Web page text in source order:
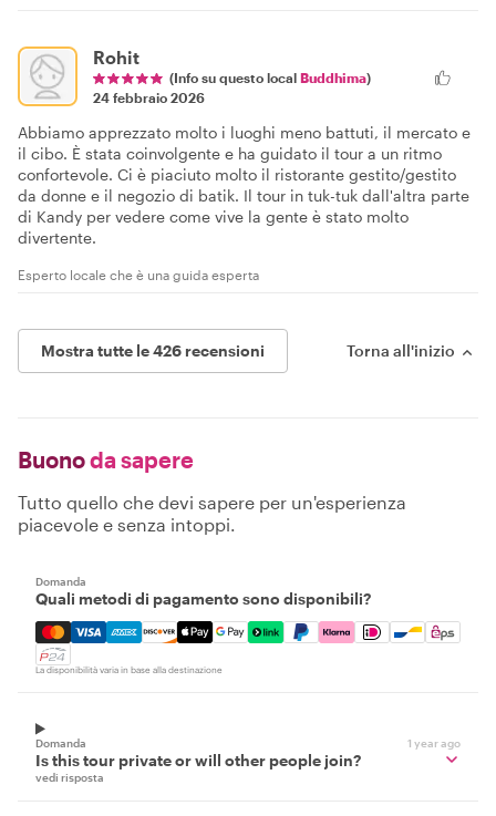
Rohit
(Info su questo local Buddhima)
24 febbraio 2026
Abbiamo apprezzato molto i luoghi meno battuti, il mercato e
il cibo. È stata coinvolgente e ha guidato il tour a un ritmo
confortevole. Ci è piaciuto molto il ristorante gestito/gestito
da donne e il negozio di batik. Il tour in tuk-tuk dall'altra parte
di Kandy per vedere come vive la gente è stato molto
divertente.
Esperto locale che è una guida esperta
Mostra tutte le 426 recensioni Torna all'inizio
Buonoda sapere
Tutto quello che devi sapere per un'esperienza
piacevole e senza intoppi.
Domanda
Quali metodi di pagamento sono disponibili?
Mastercard, Visa, Amex, Discover, Apple Pay, Google
La disponibilità varia in base alla destinazione
Domanda 1 year ago
Is this tour private or will other people join?
vedi risposta